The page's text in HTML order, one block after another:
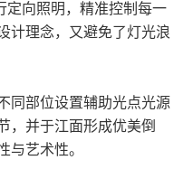
定向照明，精准控制每一
计理念，又避免了灯光浪
同部位设置辅助光点光源
，并于江面形成优美倒
与艺术性。